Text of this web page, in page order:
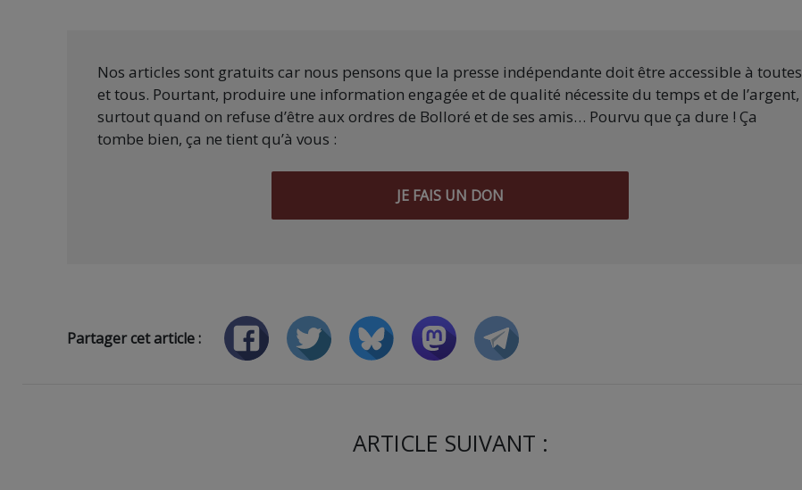
Nos articles sont gratuits car nous pensons que la presse indépendante doit être accessible à toutes
et tous. Pourtant, produire une information engagée et de qualité nécessite du temps et de l’argent,
surtout quand on refuse d’être aux ordres de Bolloré et de ses amis… Pourvu que ça dure ! Ça
tombe bien, ça ne tient qu’à vous :
JE FAIS UN DON
Partager cet article :
ARTICLE SUIVANT :